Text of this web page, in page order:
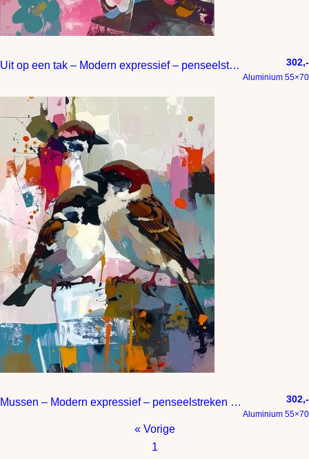
Uit op een tak – Modern expressief – penseelstreken en abstracte kleurige vlakken 302,-
Aluminium 55×70
Mussen – Modern expressief – penseelstreken en abstracte kleurige vlakken 302,-
Aluminium 55×70
« Vorige
1